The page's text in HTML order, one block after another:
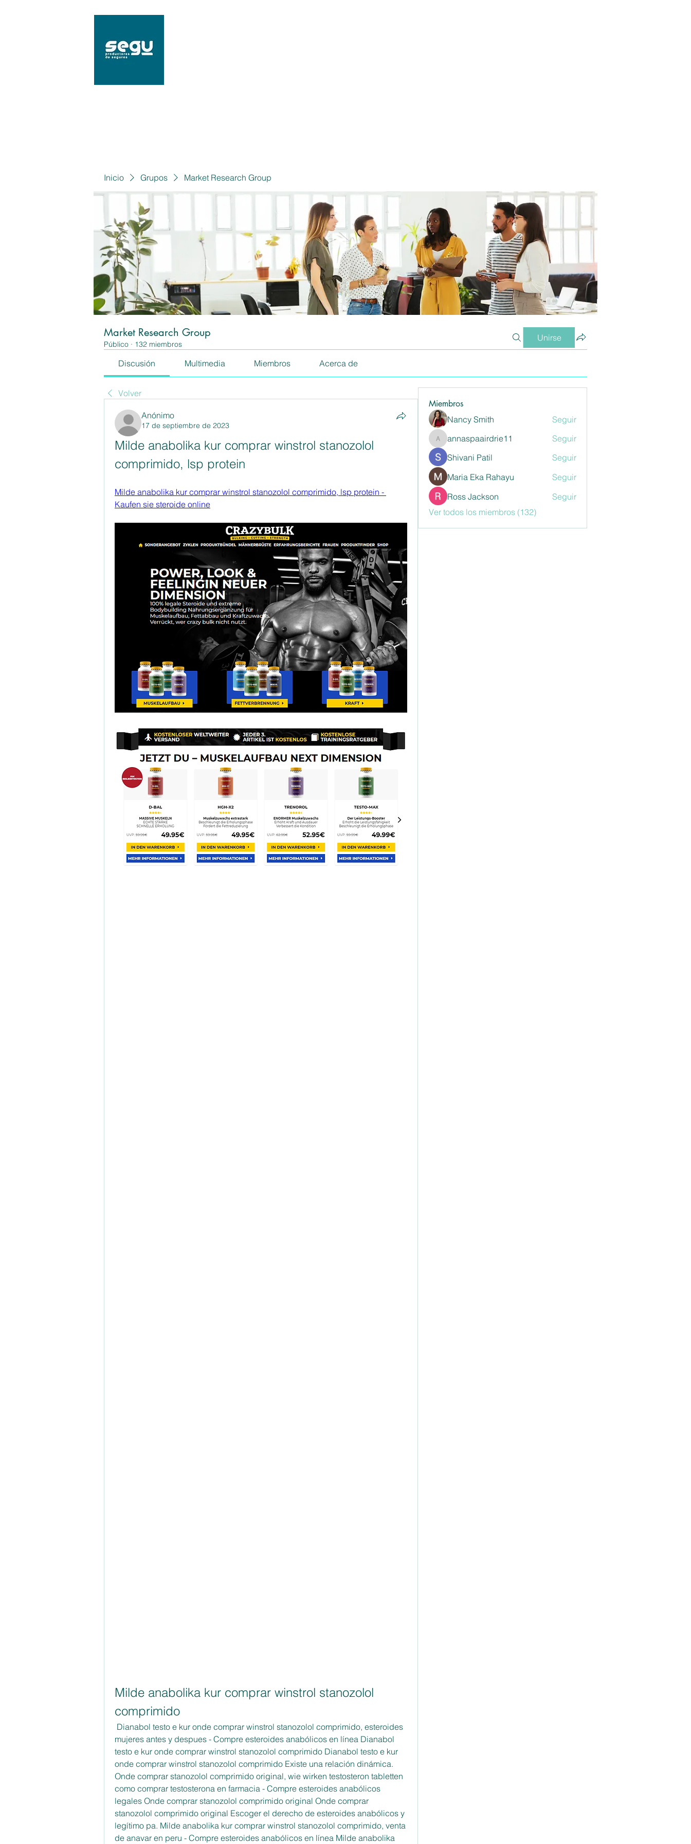
Inicio Grupos Market Research Group
Market Research Group
Público · 132 miembros
Unirse
Discusión Multimedia Miembros Acerca de
Volver
Anónimo
17 de septiembre de 2023
Milde anabolika kur comprar winstrol stanozolol
comprimido, lsp protein
Milde anabolika kur comprar winstrol stanozolol comprimido, lsp protein -
Kaufen sie steroide online
Milde anabolika kur comprar winstrol stanozolol
comprimido
mujeres antes y despues - Compre esteroides anabólicos en línea Dianabol
testo e kur onde comprar winstrol stanozolol comprimido Dianabol testo e kur
onde comprar winstrol stanozolol comprimido Existe una relación dinámica.
Onde comprar stanozolol comprimido original, wie wirken testosteron tabletten
como comprar testosterona en farmacia - Compre esteroides anabólicos
legales Onde comprar stanozolol comprimido original Onde comprar
stanozolol comprimido original Escoger el derecho de esteroides anabólicos y
legítimo pa. Milde anabolika kur comprar winstrol stanozolol comprimido, venta
de anavar en peru - Compre esteroides anabólicos en línea Milde anabolika
Miembros
Nancy Smith Seguir
annaspaairdrie11
annaspaairdrie11
Seguir
Shivani Patil
Seguir
Maria Eka Rahayu
Seguir
Ross Jackson
Seguir
Ver todos los miembros (132)